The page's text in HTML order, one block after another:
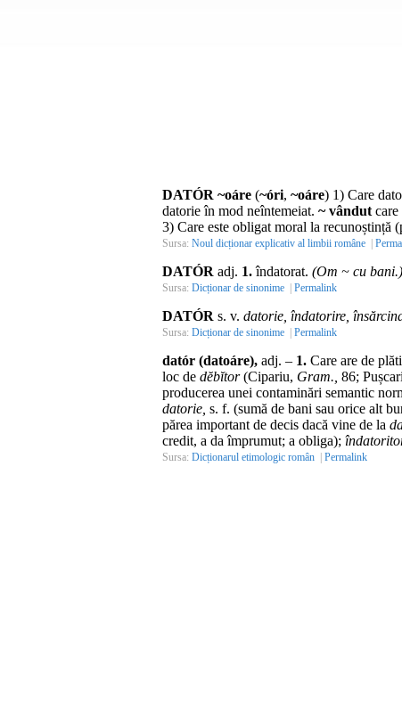
DATÓR ~oáre (~óri, ~oáre) 1) Care
datorie în mod neîntemeiat. ~ vândut
3) Care este obligat moral la recunoștință
Sursa: Noul dicționar explicativ al limbii române |
DATÓR adj. 1.îndatorat. (Om ~ cu bani.)
Sursa: Dicționar de sinonime | Permalink
DATÓR s. v. datorie, îndatorire,
Sursa: Dicționar de sinonime | Permalink
datór (datoáre), adj. – 1. Care are de
loc de dĕbĭtor(Cipariu, Gram., 86;
producerea unei contaminări semantic
datorie, s. f. (sumă de bani sau orice alt
părea important de decis dacă vine de la
credit, a da împrumut; a obliga);
Sursa: Dicționarul etimologic român | Permalink